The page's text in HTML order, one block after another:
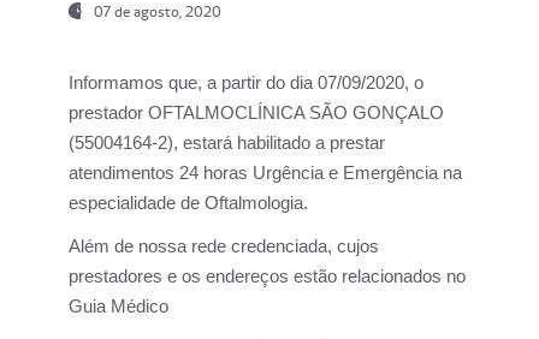
07 de agosto, 2020
Informamos que, a partir do dia07/09/2020, o
prestador OFTALMOCLÍNICA SÃO GONÇALO
(55004164-2), estará habilitado a prestar
atendimentos 24 horas Urgência e Emergência na
especialidade de Oftalmologia.
Além de nossa rede credenciada, cujos
prestadores e os endereços estão relacionados no
Guia Médico